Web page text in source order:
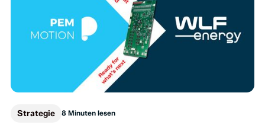
Strategie 8 Minuten lesen